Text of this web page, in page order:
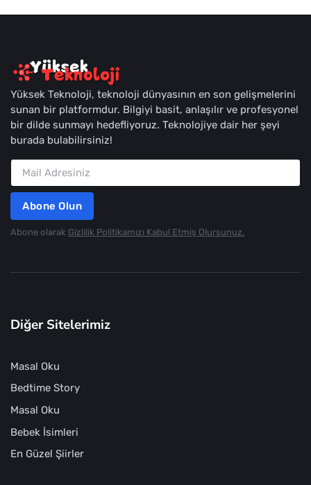
Yüksek Teknoloji, teknoloji dünyasının en son gelişmelerini
sunan bir platformdur. Bilgiyi basit, anlaşılır ve profesyonel
bir dilde sunmayı hedefliyoruz. Teknolojiye dair her şeyi
burada bulabilirsiniz!
Abone Olun
Abone olarak Gizlilik Politikamızı Kabul Etmiş Olursunuz.
Diğer Sitelerimiz
Masal Oku
Bedtime Story
Masal Oku
Bebek İsimleri
En Güzel Şiirler